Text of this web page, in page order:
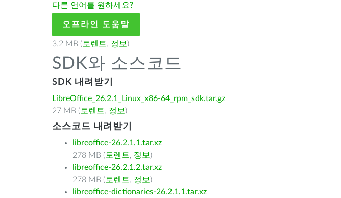
다른 언어를 원하세요?
오프라인 도움말
3.2 MB ( 토렌트, 정보 )
SDK와 소스코드
SDK 내려받기
LibreOffice_26.2.1_Linux_x86-64_rpm_sdk.tar.gz
27 MB ( 토렌트, 정보 )
소스코드 내려받기
libreoffice-26.2.1.1.tar.xz
278 MB ( 토렌트, 정보 )
libreoffice-26.2.1.2.tar.xz
278 MB ( 토렌트, 정보 )
libreoffice-dictionaries-26.2.1.1.tar.xz